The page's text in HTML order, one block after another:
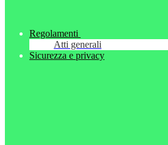
Regolamenti
Atti generali
Sicurezza e privacy